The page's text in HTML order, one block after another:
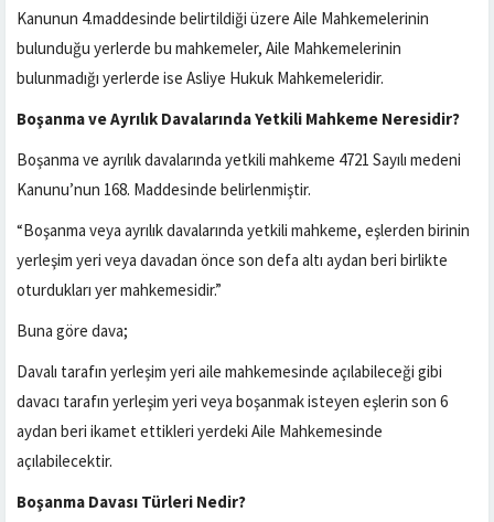
Kanunun 4.maddesinde belirtildiği üzere Aile Mahkemelerinin
bulunduğu yerlerde bu mahkemeler, Aile Mahkemelerinin
bulunmadığı yerlerde ise Asliye Hukuk Mahkemeleridir.
Boşanma ve Ayrılık Davalarında Yetkili Mahkeme Neresidir?
Boşanma ve ayrılık davalarında yetkili mahkeme 4721 Sayılı medeni
Kanunu’nun 168. Maddesinde belirlenmiştir.
“Boşanma veya ayrılık davalarında yetkili mahkeme, eşlerden birinin
yerleşim yeri veya davadan önce son defa altı aydan beri birlikte
oturdukları yer mahkemesidir.”
Buna göre dava;
Davalı tarafın yerleşim yeri aile mahkemesinde açılabileceği gibi
davacı tarafın yerleşim yeri veya boşanmak isteyen eşlerin son 6
aydan beri ikamet ettikleri yerdeki Aile Mahkemesinde
açılabilecektir.
Boşanma Davası Türleri Nedir?